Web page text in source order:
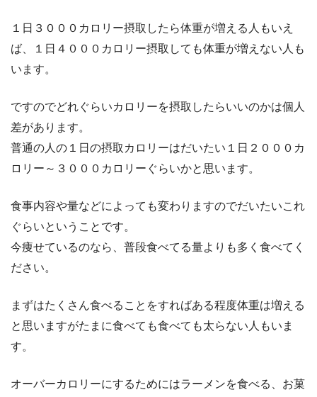
１日３０００カロリー摂取したら体重が増える人もいえ
ば、１日４０００カロリー摂取しても体重が増えない人も
います。
ですのでどれぐらいカロリーを摂取したらいいのかは個人
差があります。
普通の人の１日の摂取カロリーはだいたい１日２０００カ
ロリー～３０００カロリーぐらいかと思います。
食事内容や量などによっても変わりますのでだいたいこれ
ぐらいということです。
今痩せているのなら、普段食べてる量よりも多く食べてく
ださい。
まずはたくさん食べることをすればある程度体重は増える
と思いますがたまに食べても食べても太らない人もいま
す。
オーバーカロリーにするためにはラーメンを食べる、お菓